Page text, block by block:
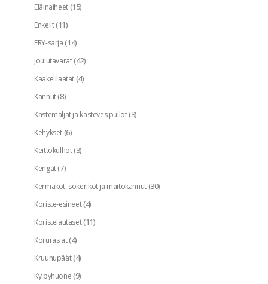
Eläinaiheet(15)
Enkelit(11)
FRY-sarja(14)
Joulutavarat(42)
Kaakelilaatat(4)
Kannut(8)
Kastemaljat ja kastevesipullot(3)
Kehykset(6)
Keittokulhot(3)
Kengät(7)
Kermakot, sokerikot ja maitokannut(30)
Koriste-esineet(4)
Koristelautaset(11)
Korurasiat(4)
Kruunupäät(4)
Kylpyhuone(9)